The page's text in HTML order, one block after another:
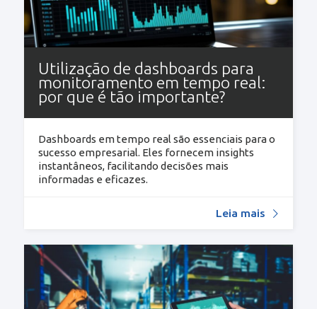
Utilização de dashboards para
monitoramento em tempo real:
por que é tão importante?
Dashboards em tempo real são essenciais para o
sucesso empresarial. Eles fornecem insights
instantâneos, facilitando decisões mais
informadas e eficazes.
Leia mais